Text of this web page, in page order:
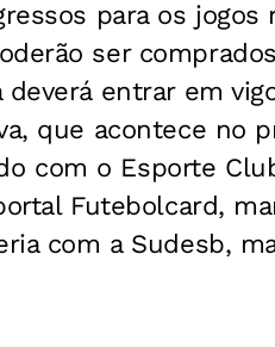
para os jogos
ser
entrar em
que acontece no
com o Esporte
Futebolcard,
com a Sudesb,